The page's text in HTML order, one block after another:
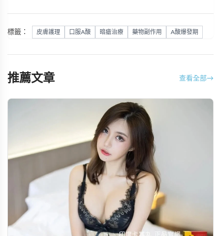
標籤： 皮膚護理 口服A酸 暗瘡治療 藥物副作用 A酸爆發期
推薦文章 查看全部→